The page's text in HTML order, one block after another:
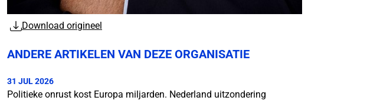
Download origineel
ANDERE ARTIKELEN VAN DEZE ORGANISATIE
31 JUL 2026
Politieke onrust kost Europa miljarden. Nederland uitzondering